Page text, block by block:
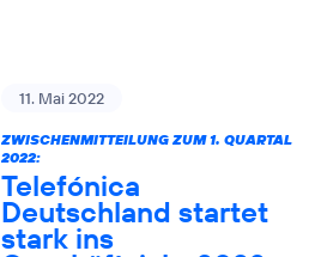
11. Mai 2022
ZWISCHENMITTEILUNG ZUM 1. QUARTAL
2022:
Telefónica
Deutschland startet
stark ins